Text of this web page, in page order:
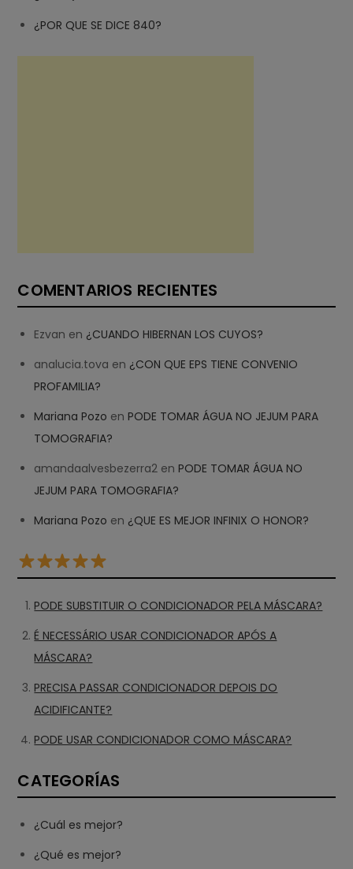
¿POR QUE SE DICE 840?
COMENTARIOS RECIENTES
Ezvan en ¿CUANDO HIBERNAN LOS CUYOS?
analucia.tova en ¿CON QUE EPS TIENE CONVENIO
PROFAMILIA?
Mariana Pozo enPODE TOMAR ÁGUA NO JEJUM PARA
TOMOGRAFIA?
amandaalvesbezerra2 enPODE TOMAR ÁGUA NO
JEJUM PARA TOMOGRAFIA?
Mariana Pozo en ¿QUE ES MEJOR INFINIX O HONOR?
PODE SUBSTITUIR O CONDICIONADOR PELA MÁSCARA?
É NECESSÁRIO USAR CONDICIONADOR APÓS A
MÁSCARA?
PRECISA PASSAR CONDICIONADOR DEPOIS DO
ACIDIFICANTE?
PODE USAR CONDICIONADOR COMO MÁSCARA?
CATEGORÍAS
¿Cuál es mejor?
¿Qué es mejor?